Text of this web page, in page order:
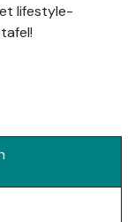
lifestyle-